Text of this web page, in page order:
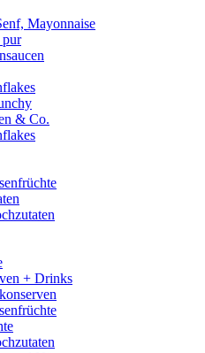
Mayonnaise
pur
& Co.
+ Drinks